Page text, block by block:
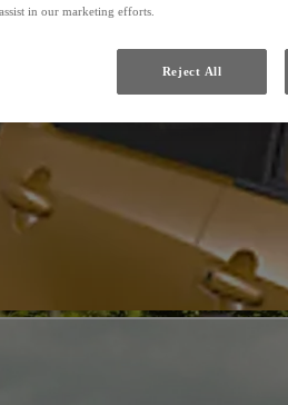
in our marketing efforts.
Reject All